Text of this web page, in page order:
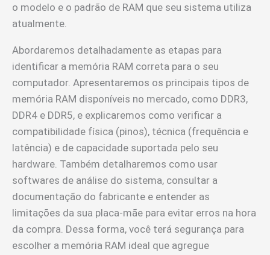
o modelo e o padrão de RAM que seu sistema utiliza
atualmente.
Abordaremos detalhadamente as etapas para
identificar a memória RAM correta para o seu
computador. Apresentaremos os principais tipos de
memória RAM disponíveis no mercado, como DDR3,
DDR4 e DDR5, e explicaremos como verificar a
compatibilidade física (pinos), técnica (frequência e
latência) e de capacidade suportada pelo seu
hardware. Também detalharemos como usar
softwares de análise do sistema, consultar a
documentação do fabricante e entender as
limitações da sua placa-mãe para evitar erros na hora
da compra. Dessa forma, você terá segurança para
escolher a memória RAM ideal que agregue